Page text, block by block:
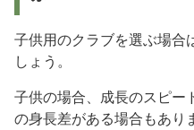
子供用のクラブを選ぶ場合
しょう。
子供の場合、成長のスピー
の身長差がある場合もあり